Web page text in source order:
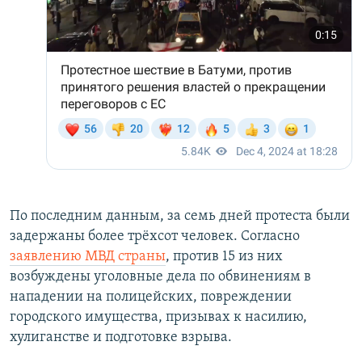
По последним данным, за семь дней протеста были
задержаны более трёхсот человек. Согласно
заявлению МВД страны, против 15 из них
возбуждены уголовные дела по обвинениям в
нападении на полицейских, повреждении
городского имущества, призывах к насилию,
хулиганстве и подготовке взрыва.